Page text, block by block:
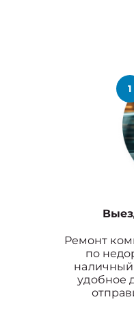
1
Ремонт
по
удобное